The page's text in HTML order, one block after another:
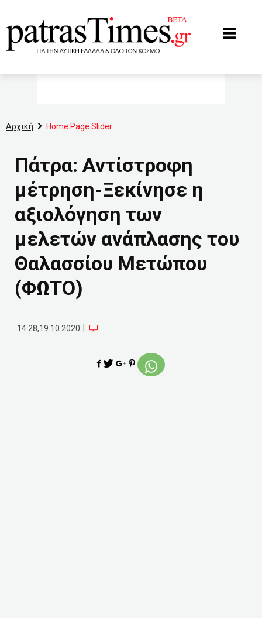
Αρχική Home Page Slider
Πάτρα: Αντίστροφη
μέτρηση-Ξεκίνησε η
αξιολόγηση των
μελετών ανάπλασης του
Θαλασσίου Μετώπου
(ΦΩΤΟ)
14:28,19.10.2020